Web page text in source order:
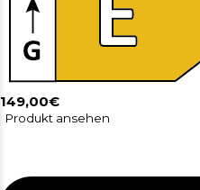
149,00€
Produkt ansehen